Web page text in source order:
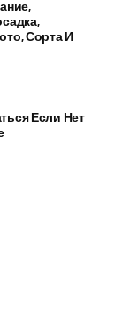
Сорта И
Если Нет